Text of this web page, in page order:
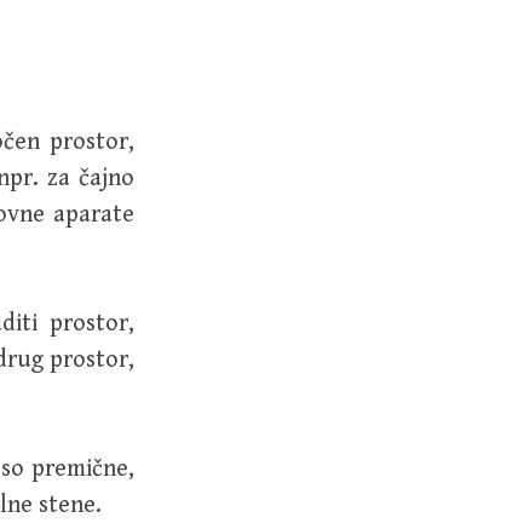
prostor,
za čajno
aparate
prostor,
prostor,
premične,
stene.